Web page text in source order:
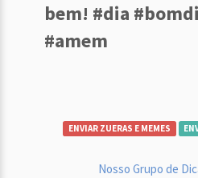
bem! #dia
#amem
ENVIAR ZUERAS E MEMES
Nosso Grupo de